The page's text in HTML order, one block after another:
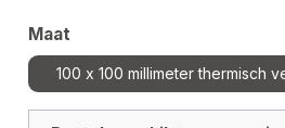
Selecteer
Maat
100 x 100 millimeter thermisch